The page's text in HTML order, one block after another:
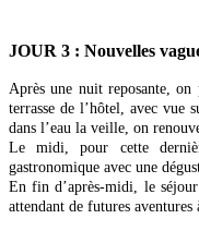
JOUR 3 : Nouvelles
Après une nuit reposante,
terrasse de l’hôtel, avec vue
dans l’eau la veille, on
Le midi, pour cette
gastronomique avec une
En fin d’après-midi, le
attendant de futures aventures